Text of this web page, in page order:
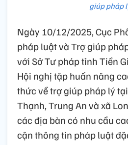
giúp pháp
Ngày 10/12/2025, Cục
pháp luật và Trợ giúp
với Sở Tư pháp tỉnh Tiền
Hội nghị tập huấn nâng
thức về trợ giúp pháp lý
Thạnh, Trung An và xã
các địa bàn có nhu cầu
cận thông tin pháp luật